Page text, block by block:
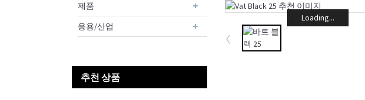
제품
응용/산업
추천 상품
Loading...